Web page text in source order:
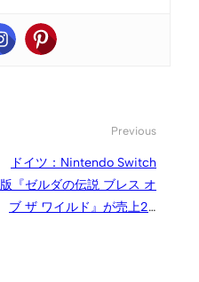
Previous
ドイツ：Nintendo Switch
版『ゼルダの伝説 ブレス オ
ブ ザ ワイルド』が売上20